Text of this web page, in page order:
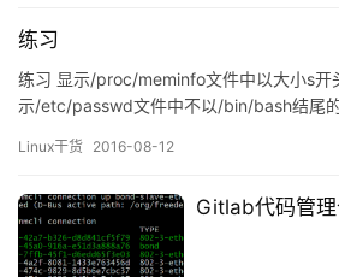
练习
练习 显示/proc/meminfo文件中以大小s
示/etc/passwd文件中不以/bin/bash结
字符开头的 且后面存非空白字符的行 &…
Linux干货 2016-08-12
Gitlab代码管